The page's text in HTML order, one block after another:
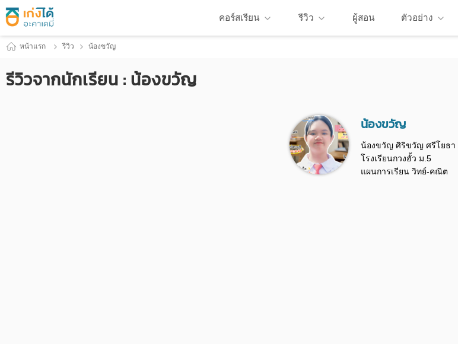
คอร์สเรียน รีวิว ผู้สอน ตัวอย่าง
หน้าแรก รีวิว น้องขวัญ
รีวิวจากนักเรียน : น้องขวัญ
น้องขวัญ
น้องขวัญ ศิริขวัญ ศรีโยธา
โรงเรียนกวงฮั้ว ม.5
แผนการเรียน วิทย์-คณิต